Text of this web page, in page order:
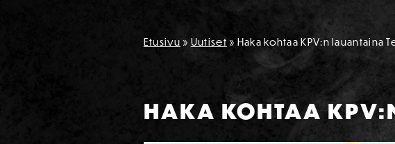
Etusivu » Uutiset » Haka kohtaa KPV:n lauantaina
HAKA KOHTAA